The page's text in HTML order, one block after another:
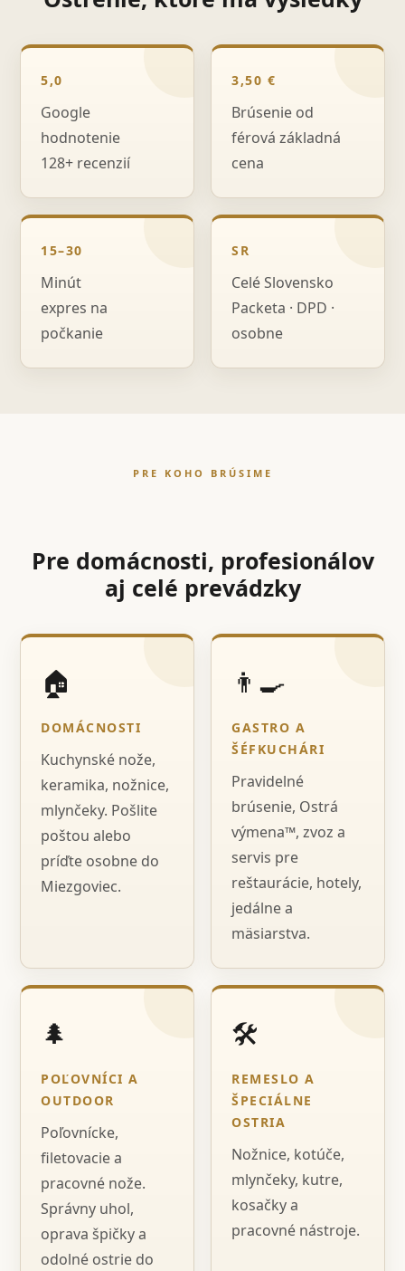
5,0
Google
hodnotenie
128+ recenzií
3,50 €
Brúsenie od
férová základná
cena
15–30
Minút
expres na
počkanie
SR
Celé Slovensko
Packeta · DPD ·
osobne
PRE KOHO BRÚSIME
Pre domácnosti, profesionálov
aj celé prevádzky
🏠
DOMÁCNOSTI
Kuchynské nože,
keramika, nožnice,
mlynčeky. Pošlite
poštou alebo
príďte osobne do
Miezgoviec.
👨‍🍳
GASTRO A
ŠÉFKUCHÁRI
Pravidelné
brúsenie, Ostrá
výmena™, zvoz a
servis pre
reštaurácie, hotely,
jedálne a
mäsiarstva.
🌲
POĽOVNÍCI A
OUTDOOR
Poľovnícke,
filetovacie a
pracovné nože.
Správny uhol,
oprava špičky a
odolné ostrie do
🛠️
REMESLO A
ŠPECIÁLNE
OSTRIA
Nožnice, kotúče,
mlynčeky, kutre,
kosačky a
pracovné nástroje.